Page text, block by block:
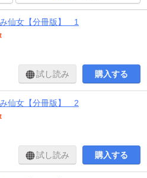
仙女【分冊版】 1
試し読み 購入する
仙女【分冊版】 2
試し読み 購入する